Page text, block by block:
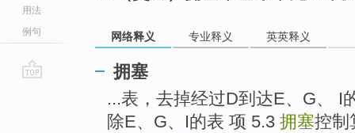
用法
例句
网络释义 专业释义 英英释义
拥塞
...表，去掉经过D到达E、G、 I
除E、G、I的表 项 5.3 拥塞控制